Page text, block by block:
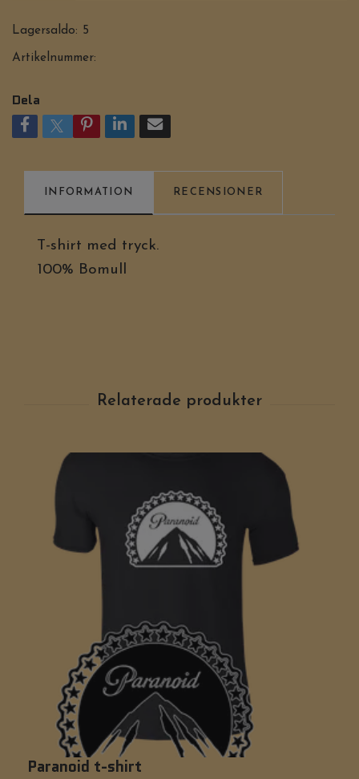
Lagersaldo: 5
Artikelnummer:
Dela
INFORMATION RECENSIONER
T-shirt med tryck.
100% Bomull
Paranoid t-shirt